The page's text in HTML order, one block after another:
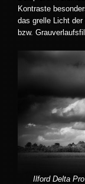
Kontraste
das grelle Licht
bzw.
Ilford Delta